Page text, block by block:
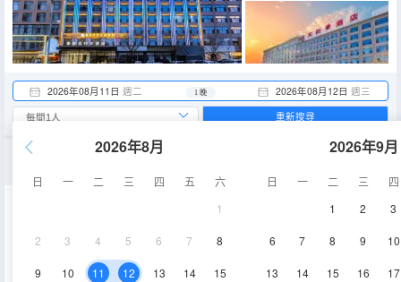
2026年08月11日 週二 2026年08月12日 週三
1 晚
2026年8月
日 一 二 三 四 五
六
1
2 3 4 5 6 7 8
9 10 11 12 13 14 15
2026年9月
日 一 二 三
四
1
2 3
6 7 8 9 10
13 14 15 16 17
重新搜尋
空調